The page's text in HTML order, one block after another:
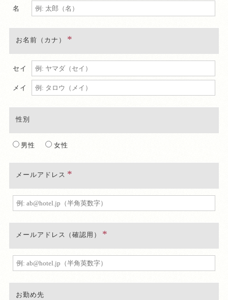
名
お名前（カナ）
セイ
メイ
性別
男性 女性
メールアドレス
メールアドレス（確認用）
お勤め先